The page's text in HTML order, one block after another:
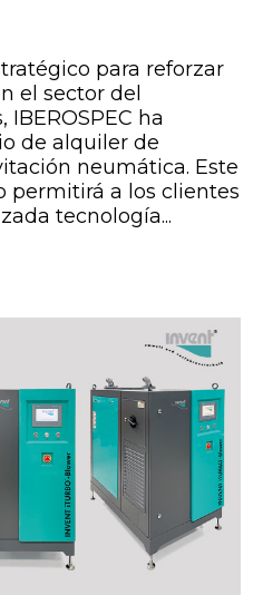
para reforzar
el sector del
ha
de alquiler de
neumática. Este
permitirá a los clientes
tecnología...